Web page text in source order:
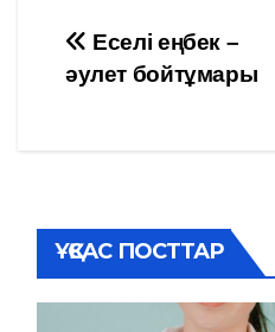
Навигация
по
Еселі еңбек –
әулет бойтұмары
ҰҚСАС ПОСТТАР